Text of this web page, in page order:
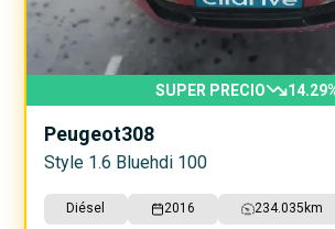
SUPER PRECIO 14.29
Peugeot308
Style 1.6 Bluehdi 100
Diésel 2016 234.035 km